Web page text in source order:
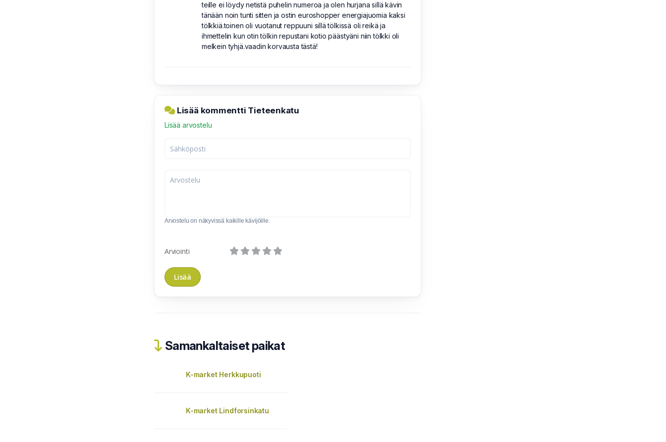
teille ei löydy netistä puhelin numeroa ja olen hurjana sillä kävin
tänään noin tunti sitten ja ostin euroshopper energiajuomia kaksi
tölkkiä.toinen oli vuotanut reppuuni sillä tölkissä oli reikä ja
ihmettelin kun otin tölkin repustani kotio päästyäni niin tölkki oli
melkein tyhjä.vaadin korvausta tästä!
Lisää kommentti Tieteenkatu
Lisää arvostelu
Arvostelu on näkyvissä kaikille kävijöille.
Arviointi
Samankaltaiset paikat
K-market Herkkupuoti
K-market Lindforsinkatu